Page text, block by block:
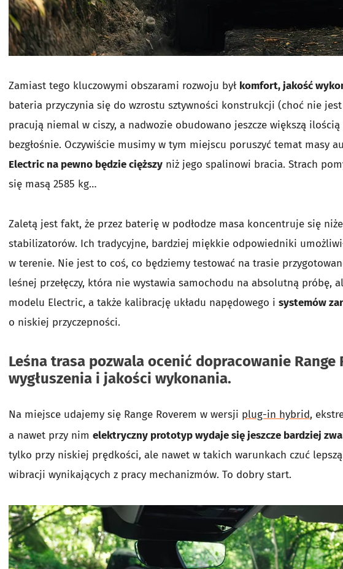
Zamiast tego kluczowymi obszarami rozwoju był komfort, jakość
bateria przyczynia się do wzrostu sztywności konstrukcji (choć nie
pracują niemal w ciszy, a nadwozie obudowano jeszcze większą
bezgłośnie. Oczywiście musimy w tym miejscu poruszyć temat masy
Electric na pewno będzie cięższy niż jego spalinowi bracia. Strach
się masą 2585 kg…
Zaletą jest fakt, że przez baterię w podłodze masa koncentruje się
stabilizatorów. Ich tradycyjne, bardziej miękkie odpowiedniki
w terenie. Nie jest to coś, co będziemy testować na trasie
leśnej przełęczy, która nie wystawia samochodu na absolutną próbę,
modelu Electric, a także kalibrację układu napędowego i systemów
o niskiej przyczepności.
Leśna trasa pozwala ocenić dopracowanie
wygłuszenia i jakości wykonania.
Na miejsce udajemy się Range Roverem w wersji plug-in hybrid,
a nawet przy nim elektryczny prototyp wydaje się jeszcze bardziej
tylko przy niskiej prędkości, ale nawet w takich warunkach czuć
wibracji wynikających z pracy mechanizmów. To dobry start.